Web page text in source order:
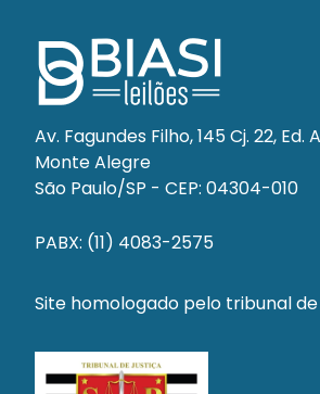
Av. Fagundes Filho, 145 Cj. 22, Ed.
Monte Alegre
São Paulo/SP - CEP: 04304-010
PABX: (11) 4083-2575
Site homologado pelo tribunal de